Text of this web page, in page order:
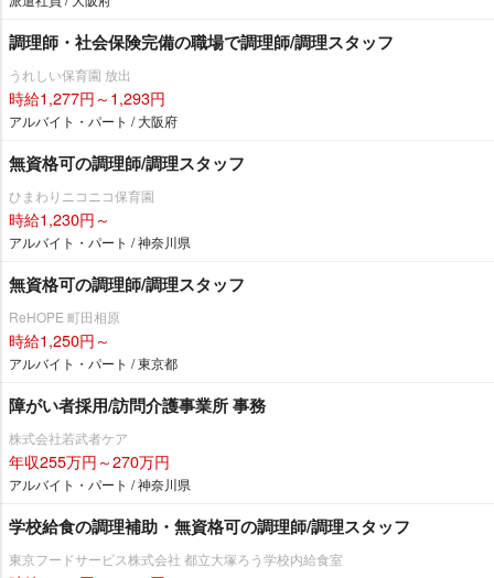
調理師・社会保険完備の職場で調理師/調理スタッフ
うれしい保育園 放出
時給1,277円～1,293円
アルバイト・パート / 大阪府
無資格可の調理師/調理スタッフ
ひまわりニコニコ保育園
時給1,230円～
アルバイト・パート / 神奈川県
無資格可の調理師/調理スタッフ
ReHOPE 町田相原
時給1,250円～
アルバイト・パート / 東京都
障がい者採用/訪問介護事業所 事務
株式会社若武者ケア
年収255万円～270万円
アルバイト・パート / 神奈川県
学校給食の調理補助・無資格可の調理師/調理スタッフ
東京フードサービス株式会社 都立大塚ろう学校内給食室